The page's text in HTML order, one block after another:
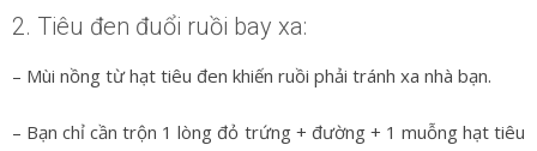
2. Tiêu đen đuổi ruồi bay xa:
– Mùi nồng từ hạt tiêu đen khiến ruồi phải tránh xa nhà bạn.
– Bạn chỉ cần trộn 1 lòng đỏ trứng + đường + 1 muỗng hạt tiêu